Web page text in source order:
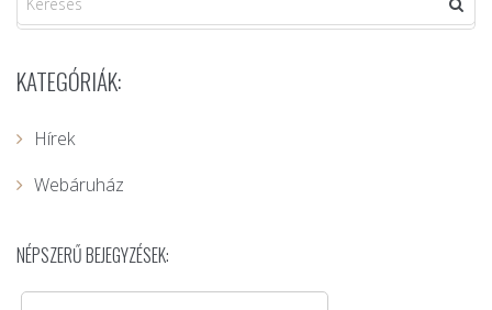
KATEGÓRIÁK:
Hírek
Webáruház
NÉPSZERŰ BEJEGYZÉSEK: